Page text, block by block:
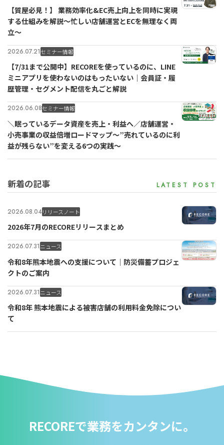
【質屋必見！】 業務効率化&EC売上向上を同時に実現
する仕組みを解説〜忙しい店舗運営とECを無理なく両
立〜
2026.07.21セミナー情報
【7/31まで公開中】RECOREを使っているのに、LINE
ミニアプリを使わないのはもったいない｜会員証・履
歴管理・セグメント配信を丸ごと解説
2026.06.08セミナー情報
＼眠っているデータ資産を売上・利益へ／店舗運営・
小売事業の収益倍増ロードマップ～”売れているのに利
益が残らない”を変える6つの実践～
新着の記事
2026.08.04リリースノート
2026年7月のRECOREリリースまとめ
2026.07.31ニュース
令和8年熊本地震への支援について｜防災備蓄プロジェ
クトのご案内
2026.07.31ニュース
令和8年 熊本地震による被害店舗の利用料金免除につい
て
RECOREで業務をカンタンに。